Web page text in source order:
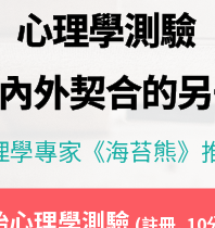
心理學測驗
外契合的
學專家《海苔熊》
心理學測驗